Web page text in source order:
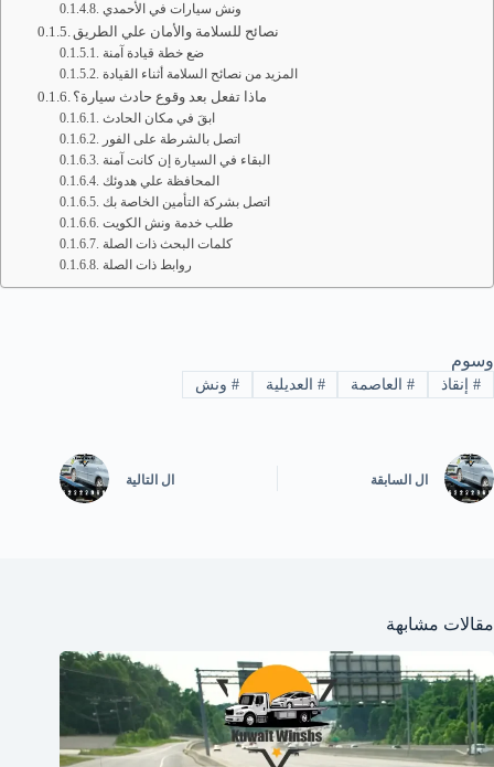
ونش سيارات في الأحمدي
نصائح للسلامة والأمان علي الطريق
ضع خطة قيادة آمنة
المزيد من نصائح السلامة أثناء القيادة
ماذا تفعل بعد وقوع حادث سيارة؟
ابقَ في مكان الحادث
اتصل بالشرطة على الفور
البقاء في السيارة إن كانت آمنة
المحافظة علي هدوئك
اتصل بشركة التأمين الخاصة بك
طلب خدمة ونش الكويت
كلمات البحث ذات الصلة
روابط ذات الصلة
وسوم
#إنقاذ #العاصمة # العديلية # ونش
ال السابقة ال التالية
مقالات مشابهة